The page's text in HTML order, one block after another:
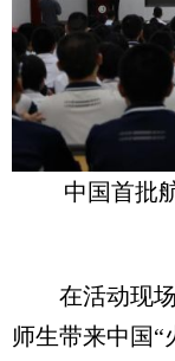
中国首批
在活动现场
师生带来中国“